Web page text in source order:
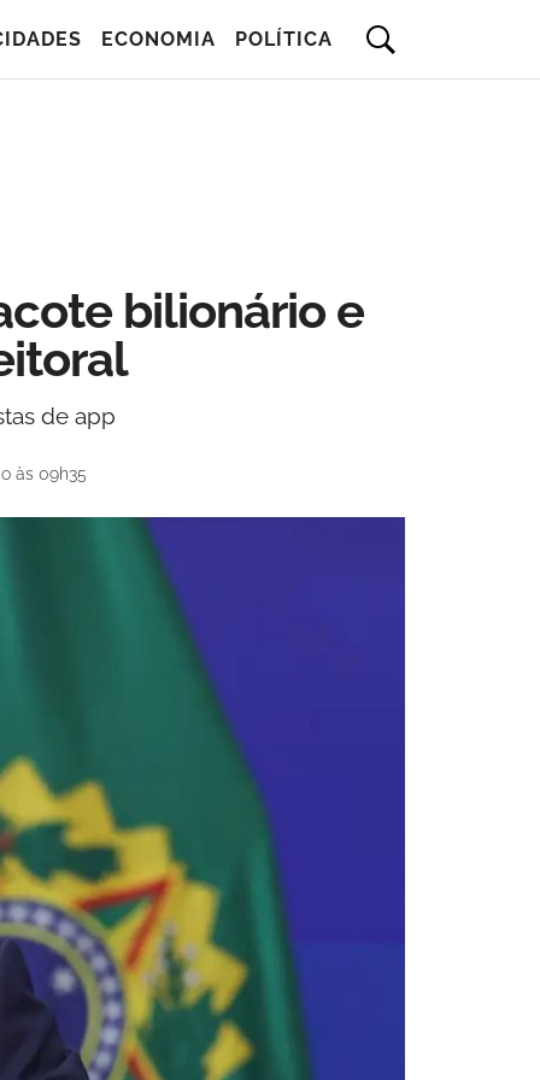
ECONOMIA POLÍTICA
bilionário e
de app
às 09h35